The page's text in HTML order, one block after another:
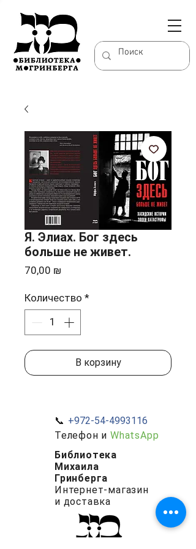
Я. Элиах. Бог здесь
больше не живет.
70,00 ₪
Количество *
В корзину
📞 +972-54-4993116
Телефон иWhatsApp
Библиотека
Михаила
Гринберга
Интернет-магазин
и доставка